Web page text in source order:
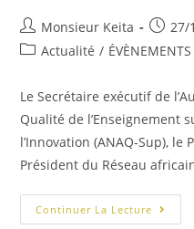
Monsieur Keita
27/
Actualité / ÉVÈNEMENTS
Le Secrétaire exécutif de
Qualité de l’Enseignement
l’Innovation (ANAQ-Sup), le
Président du Réseau
Continuer La Lecture